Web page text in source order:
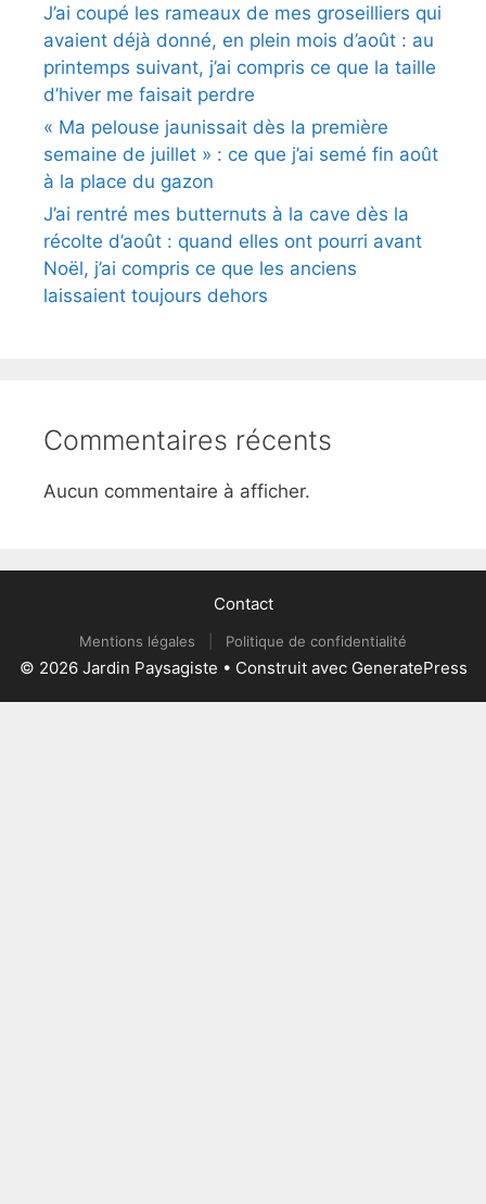
J’ai coupé les rameaux de mes groseilliers qui
avaient déjà donné, en plein mois d’août : au
printemps suivant, j’ai compris ce que la taille
d’hiver me faisait perdre
« Ma pelouse jaunissait dès la première
semaine de juillet » : ce que j’ai semé fin août
à la place du gazon
J’ai rentré mes butternuts à la cave dès la
récolte d’août : quand elles ont pourri avant
Noël, j’ai compris ce que les anciens
laissaient toujours dehors
Commentaires récents
Aucun commentaire à afficher.
Contact
Mentions légales Politique de confidentialité
© 2026 Jardin Paysagiste • Construit avec GeneratePress